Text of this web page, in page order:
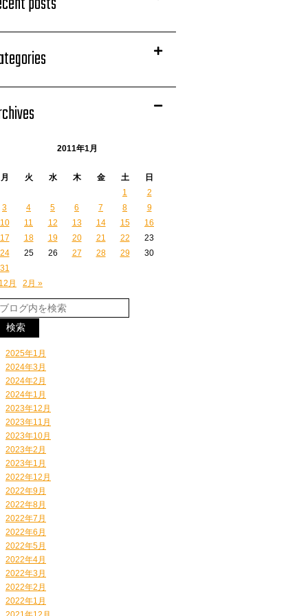
2011年1月
月 火 水 木 金 土
日
1
2
3
4 5 6 7 8
9
10
11 12 13 14 15
16
17
18 19 20 21 22
23
24
25 26 27 28 29
30
31
月
2月 »
2025年1月
2024年3月
2024年2月
2024年1月
2023年12月
2023年11月
2023年10月
2023年2月
2023年1月
2022年12月
2022年9月
2022年8月
2022年7月
2022年6月
2022年5月
2022年4月
2022年3月
2022年2月
2022年1月